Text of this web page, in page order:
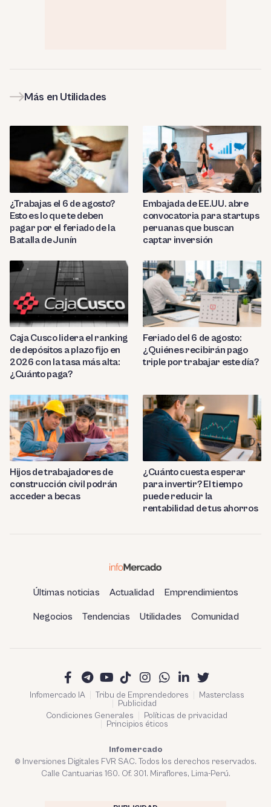
Más en Utilidades
¿Trabajas el 6 de agosto?
Esto es lo que te deben
pagar por el feriado de la
Batalla de Junín
Embajada de EE.UU. abre
convocatoria para startups
peruanas que buscan
captar inversión
Caja Cusco lidera el ranking
de depósitos a plazo fijo en
2026 con la tasa más alta:
¿Cuánto paga?
Feriado del 6 de agosto:
¿Quiénes recibirán pago
triple por trabajar este día?
Hijos de trabajadores de
construcción civil podrán
acceder a becas
¿Cuánto cuesta esperar
para invertir? El tiempo
puede reducir la
rentabilidad de tus ahorros
Últimas noticias Actualidad Emprendimientos
Negocios Tendencias Utilidades Comunidad
Infomercado IA Tribu de Emprendedores
Masterclass
Publicidad
Condiciones Generales
Políticas de privacidad
Principios éticos
Infomercado
© Inversiones Digitales FVR SAC. Todos los derechos reservados.
Calle Cantuarias 160. Of. 301. Miraflores, Lima-Perú.